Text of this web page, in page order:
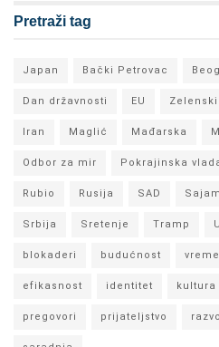
Pretraži tag
Japan Bački Petrovac
Dan državnosti EU Zelenski
Iran Maglić Mađarska
Odbor za mir Pokrajinska
Rubio Rusija SAD
Srbija Sretenje Tramp
blokaderi budućnost vreme
efikasnost identitet kultura
pregovori prijateljstvo